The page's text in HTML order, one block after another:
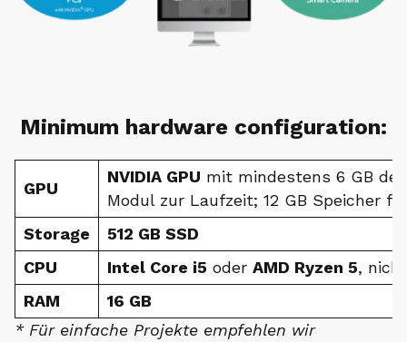
Minimum hardware configuration:
GPU
NVIDIA GPU mit mindestens 6 GB
Modul zur Laufzeit; 12 GB Speicher
Storage
512 GB SSD
CPU
Intel Core i5 oder AMD Ryzen 5,
RAM
16 GB
* Für einfache Projekte empfehlen wir